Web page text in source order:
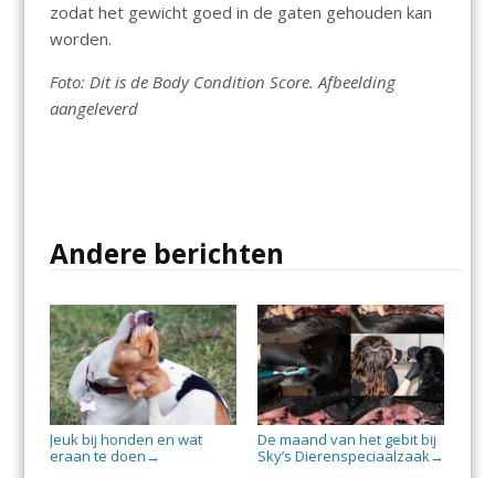
zodat het gewicht goed in de gaten gehouden kan
worden.
Foto: Dit is de Body Condition Score. Afbeelding
aangeleverd
Andere berichten
Jeuk bij honden en wat
eraan te doen →
De maand van het gebit bij
Sky’s Dierenspeciaalzaak→